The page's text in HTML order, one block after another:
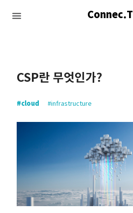
Connec.T
#datacenter
CSP란 무엇인가?
#cloud #infrastructure